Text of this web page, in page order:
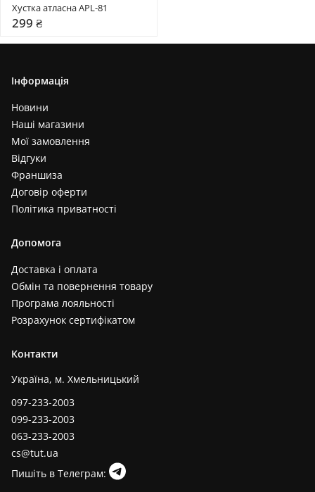
Хустка атласна APL-81
299 ₴
Інформація
Новини
Наші магазини
Мої замовлення
Відгуки
Франшиза
Договір оферти
Політика приватності
Допомога
Доставка і оплата
Обмін та повернення товару
Програма лояльності
Розрахунок сертифікатом
Контакти
Україна, м. Хмельницький
097-233-2003
099-233-2003
063-233-2003
cs@tut.ua
Пишіть в Телеграм: